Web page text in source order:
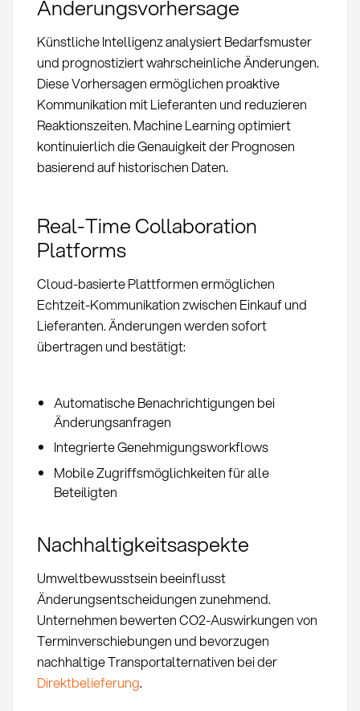
Änderungsvorhersage
Künstliche Intelligenz analysiert Bedarfsmuster
und prognostiziert wahrscheinliche Änderungen.
Diese Vorhersagen ermöglichen proaktive
Kommunikation mit Lieferanten und reduzieren
Reaktionszeiten. Machine Learning optimiert
kontinuierlich die Genauigkeit der Prognosen
basierend auf historischen Daten.
Real-Time Collaboration
Platforms
Cloud-basierte Plattformen ermöglichen
Echtzeit-Kommunikation zwischen Einkauf und
Lieferanten. Änderungen werden sofort
übertragen und bestätigt:
Automatische Benachrichtigungen bei
Änderungsanfragen
Integrierte Genehmigungsworkflows
Mobile Zugriffsmöglichkeiten für alle
Beteiligten
Nachhaltigkeitsaspekte
Umweltbewusstsein beeinflusst
Änderungsentscheidungen zunehmend.
Unternehmen bewerten CO2-Auswirkungen von
Terminverschiebungen und bevorzugen
nachhaltige Transportalternativen bei der
Direktbelieferung.